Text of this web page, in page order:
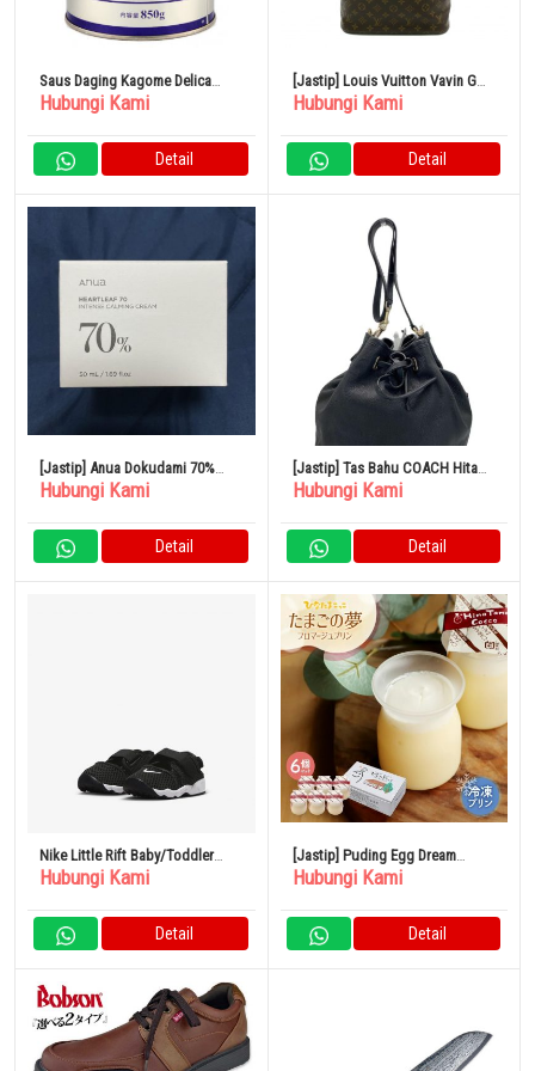
Saus Daging Kagome Delica
Youth (N) 850g
Hubungi Kami
Detail
[Jastip] Louis Vuitton Vavin GM
Tote Bag Tas PVC
Hubungi Kami
Detail
[Jastip] Anua Dokudami 70%
Intense Calming Cream
Hubungi Kami
Detail
[Jastip] Tas Bahu COACH Hitam
CN683
Hubungi Kami
Detail
Nike Little Rift Baby/Toddler
Shoes
Hubungi Kami
Detail
[Jastip] Puding Egg Dream
Fromage 6 Buah
Hubungi Kami
Detail